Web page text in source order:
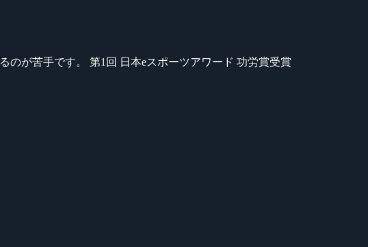
のが苦手です。 第1回 日本eスポーツアワード 功労賞受賞